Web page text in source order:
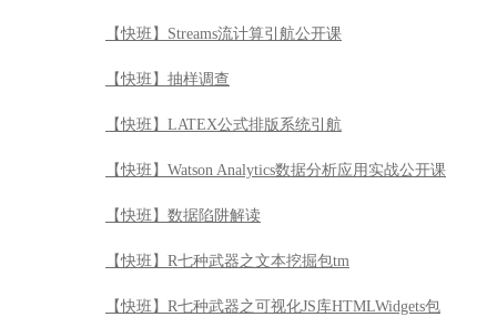
【快班】Streams流计算引航公开课
【快班】抽样调查
【快班】LATEX公式排版系统引航
【快班】Watson Analytics数据分析应用实战公开课
【快班】数据陷阱解读
【快班】R七种武器之文本挖掘包tm
【快班】R七种武器之可视化JS库HTMLWidgets包